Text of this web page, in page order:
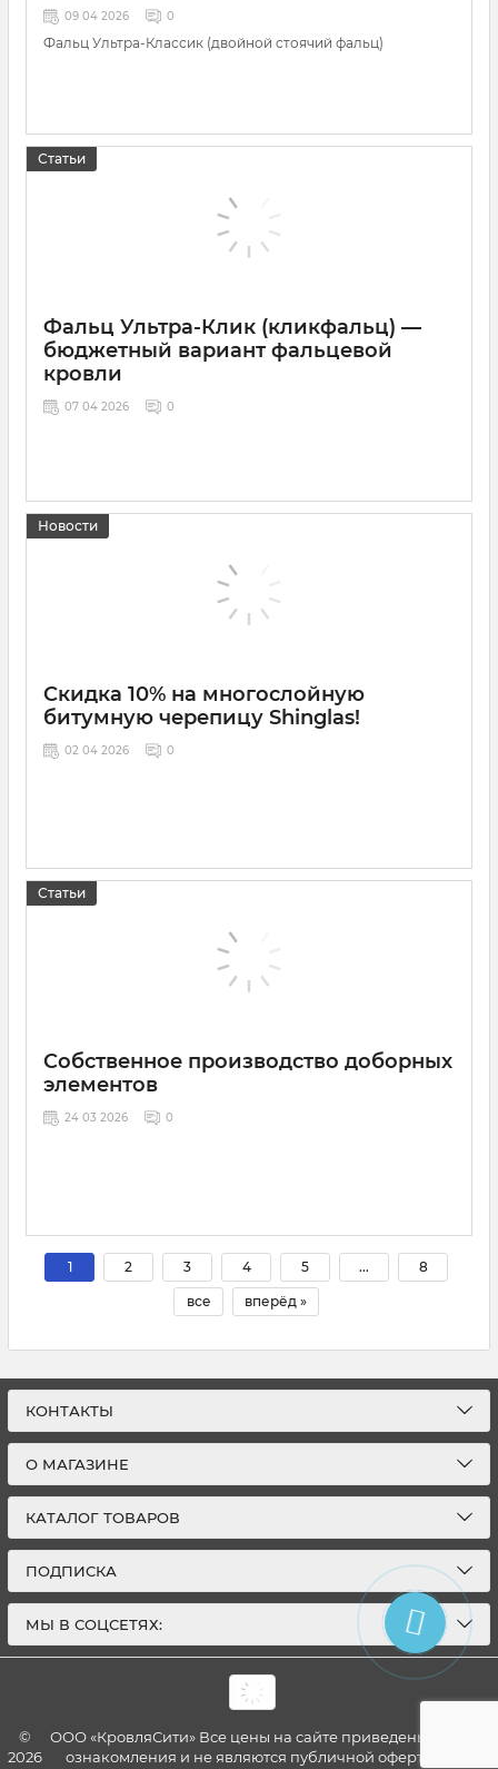
09 04 2026 0
Фальц Ультра-Классик (двойной стоячий фальц)
Статьи
Фальц Ультра-Клик (кликфальц) —
бюджетный вариант фальцевой
кровли
07 04 2026 0
Новости
Скидка 10% на многослойную
битумную черепицу Shinglas!
02 04 2026 0
Статьи
Собственное производство доборных
элементов
24 03 2026 0
1 2 3 4 5 ... 8
все вперёд »
КОНТАКТЫ
О МАГАЗИНЕ
КАТАЛОГ ТОВАРОВ
ПОДПИСКА
МЫ В СОЦСЕТЯХ:
©
2026
ООО «КровляСити» Все цены на сайте приведены для
ознакомления и не являются публичной офертой